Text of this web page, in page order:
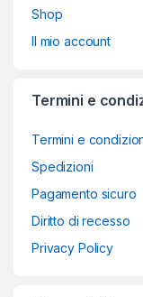
Shop
Il mio account
Termini e
Termini e
Spedizioni
Pagamento sicuro
Diritto di recesso
Privacy Policy